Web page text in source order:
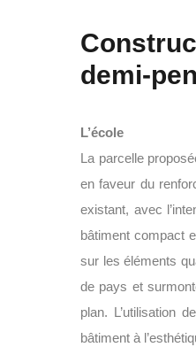
demi-
L’école
La parcelle
en faveur du
existant, avec
bâtiment compact
sur les éléments
de pays et
plan. L’utilisation
bâtiment à